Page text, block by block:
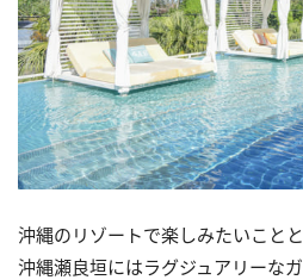
沖縄のリゾートで楽しみたいこと
沖縄瀬良垣にはラグジュアリーな